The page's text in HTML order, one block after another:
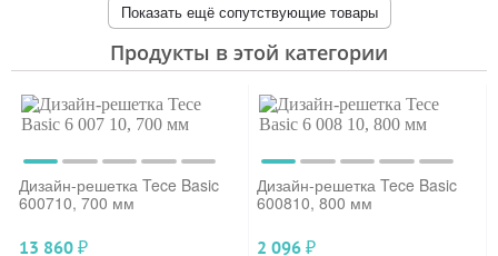
Показать ещё сопутствующие товары
Продукты в этой категории
Дизайн-решетка Tece Basic
600710, 700 мм
13 860 ₽
Дизайн-решетка Tece Basic
600810, 800 мм
2 096 ₽